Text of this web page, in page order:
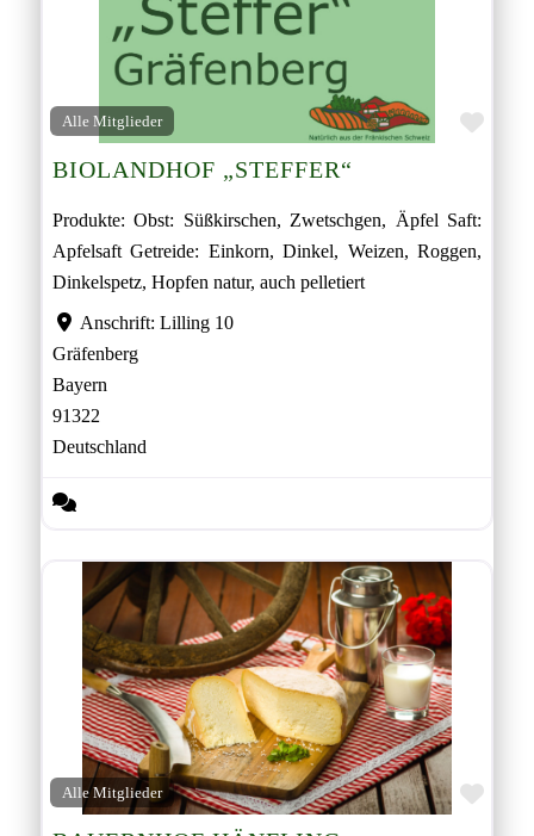
Alle Mitglieder
BIOLANDHOF „STEFFER“
Produkte: Obst: Süßkirschen, Zwetschgen, Äpfel Saft:
Apfelsaft Getreide: Einkorn, Dinkel, Weizen, Roggen,
Dinkelspetz, Hopfen natur, auch pelletiert
Anschrift: Lilling 10
Gräfenberg
Bayern
91322
Deutschland
Alle Mitglieder